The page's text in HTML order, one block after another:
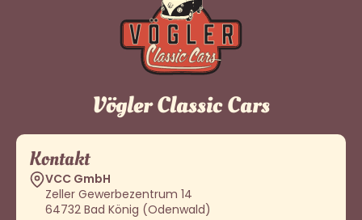
Vögler Classic Cars
Kontakt
VCC GmbH
Zeller Gewerbezentrum 14
64732 Bad König (Odenwald)